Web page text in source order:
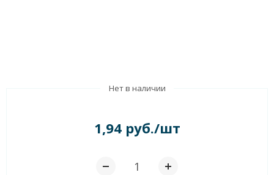
Нет в наличии
1,94 руб./шт